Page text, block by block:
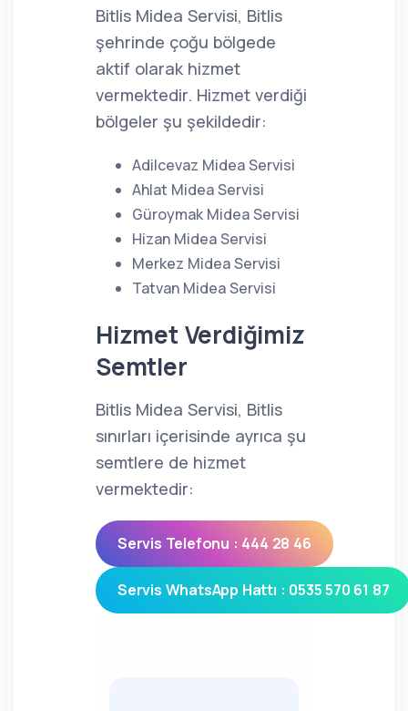
Bitlis Midea Servisi, Bitlis
şehrinde çoğu bölgede
aktif olarak hizmet
vermektedir. Hizmet verdiği
bölgeler şu şekildedir:
Adilcevaz Midea Servisi
Ahlat Midea Servisi
Güroymak Midea Servisi
Hizan Midea Servisi
Merkez Midea Servisi
Tatvan Midea Servisi
Hizmet Verdiğimiz
Semtler
Bitlis Midea Servisi, Bitlis
sınırları içerisinde ayrıca şu
semtlere de hizmet
vermektedir:
Servis Telefonu : 444 28 46
Servis WhatsApp Hattı : 0535 570 61 87